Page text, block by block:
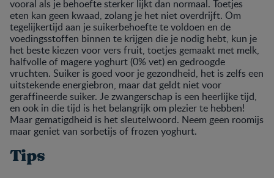
vooral als je behoefte sterker lijkt dan normaal. Toetjes
eten kan geen kwaad, zolang je het niet overdrijft. Om
tegelijkertijd aan je suikerbehoefte te voldoen en de
voedingsstoffen binnen te krijgen die je nodig hebt, kun je
het beste kiezen voor vers fruit, toetjes gemaakt met melk,
halfvolle of magere yoghurt (0% vet) en gedroogde
vruchten. Suiker is goed voor je gezondheid, het is zelfs een
uitstekende energiebron, maar dat geldt niet voor
geraffineerde suiker. Je zwangerschap is een heerlijke tijd,
en ook in die tijd is het belangrijk om plezier te hebben!
Maar gematigdheid is het sleutelwoord. Neem geen roomijs
maar geniet van sorbetijs of frozen yoghurt.
Tips